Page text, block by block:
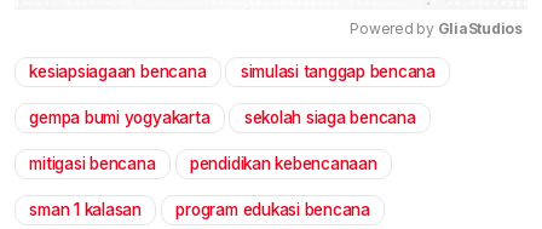
Mute
Powered by GliaStudios
kesiapsiagaan bencana simulasi tanggap bencana
gempa bumi yogyakarta sekolah siaga bencana
mitigasi bencana pendidikan kebencanaan
sman 1 kalasan program edukasi bencana